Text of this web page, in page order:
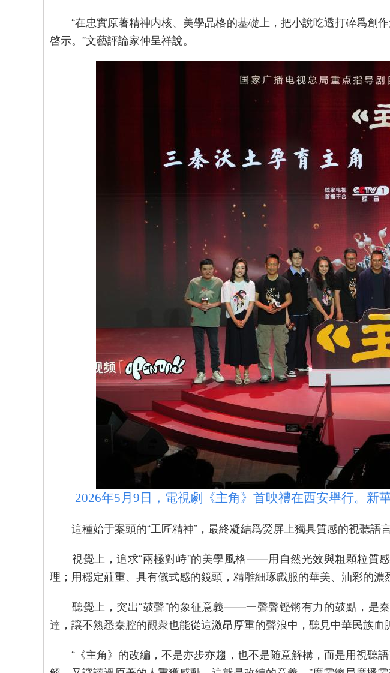
“在忠實原著精神内核、美學品格的基礎上，把小說吃透打碎爲創
啓示。”文藝評論家仲呈祥說。
2026年5月9日，電視劇《主角》首映禮在西安舉行。新
這種始于案頭的“工匠精神”，最終凝結爲熒屏上獨具質感的視聽語言
視覺上，追求“兩極對峙”的美學風格——用自然光效與粗顆粒質
理；用穩定莊重、具有儀式感的鏡頭，精雕細琢戲服的華美、油彩的濃
聽覺上，突出“鼓聲”的象征意義——一聲聲铿锵有力的鼓點，是
達，讓不熟悉秦腔的觀衆也能從這激昂厚重的聲浪中，聽見中華民族血
“《主角》的改編，不是亦步亦趨，也不是随意解構，而是用視聽